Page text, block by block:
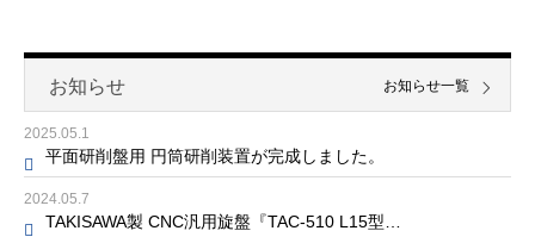
お知らせ
2025.05.1
平面研削盤用 円筒研削装置が完成しました。
2024.05.7
TAKISAWA製 CNC汎用旋盤『TAC-510 L15型…
お知らせ一覧